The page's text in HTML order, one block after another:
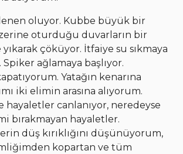
oluyor. Kubbe büyük bir
oturduğu duvarların bir
çöküyor. İtfaiye su sıkmaya
ağlamaya başlıyor.
Yatağın kenarına
iki elimin arasına alıyorum.
hayaletler canlanıyor, neredeyse
bırakmayan hayaletler.
düş kırıklığını düşünüyorum,
kopartan ve tüm